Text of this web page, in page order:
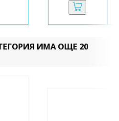
ИМА ОЩЕ 20